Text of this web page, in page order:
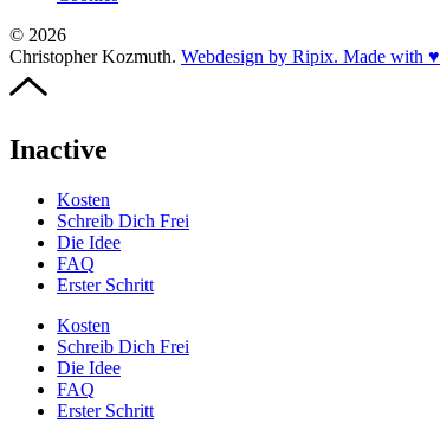
© 2026
Christopher Kozmuth. Webdesign by Ripix. Made with ♥
Inactive
Kosten
Schreib Dich Frei
Die Idee
FAQ
Erster Schritt
Kosten
Schreib Dich Frei
Die Idee
FAQ
Erster Schritt